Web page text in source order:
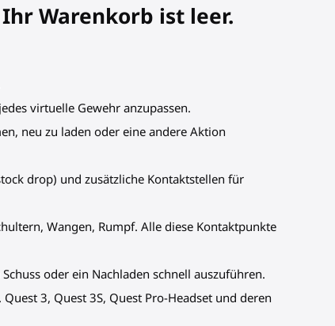
Warenkorb ist leer.
virtuelle Gewehr anzupassen.
neu zu laden oder eine andere Aktion
drop) und zusätzliche Kontaktstellen für
Wangen, Rumpf. Alle diese Kontaktpunkte
oder ein Nachladen schnell auszuführen.
3, Quest 3S, Quest Pro-Headset und deren